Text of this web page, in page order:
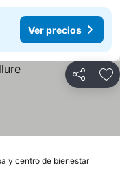
Ver precios
Compartir
y centro de bienestarVer